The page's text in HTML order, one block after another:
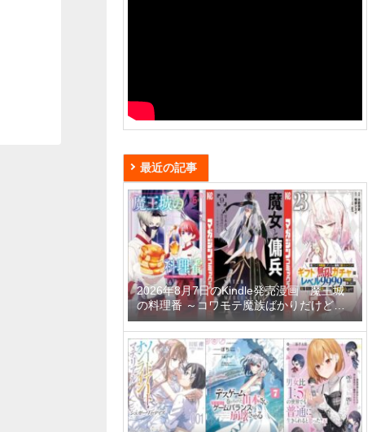
最近の記事
2026年8月7日のKindle発売漫画「魔王城
の料理番 ～コワモテ魔族ばかりだけど、
ホワイトな職場です～ 6巻」「魔女と傭兵
9巻」「信じていた仲間達にダンジョン奥
地で殺されかけたがギフト『無限ガチャ』
でレベル9999の仲間達を手に入れて元パ
ーティーメンバーと世界に復讐＆『ざま
ぁ！』します！ 23巻」など